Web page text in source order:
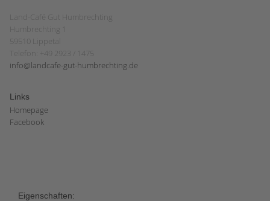
Land-Café Gut Humbrechting
Humbrechting 1
59510 Lippetal
Telefon: +49 2923 / 1475
info@landcafe-gut-humbrechting.de
Links
Homepage
Facebook
Eigenschaften: